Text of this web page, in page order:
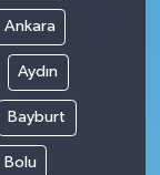
Ankara
Aydın
Bayburt
Bolu